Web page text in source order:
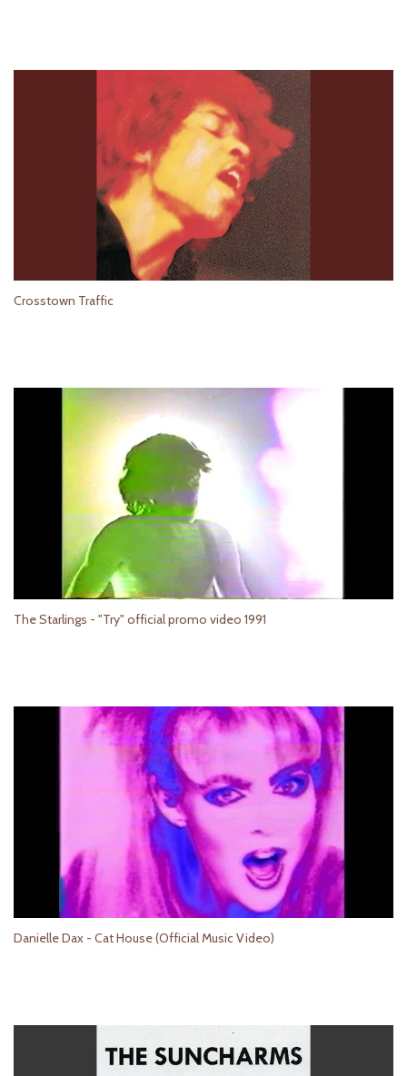
Crosstown Traffic
The Starlings - "Try" official promo video 1991
Danielle Dax - Cat House (Official Music Video)